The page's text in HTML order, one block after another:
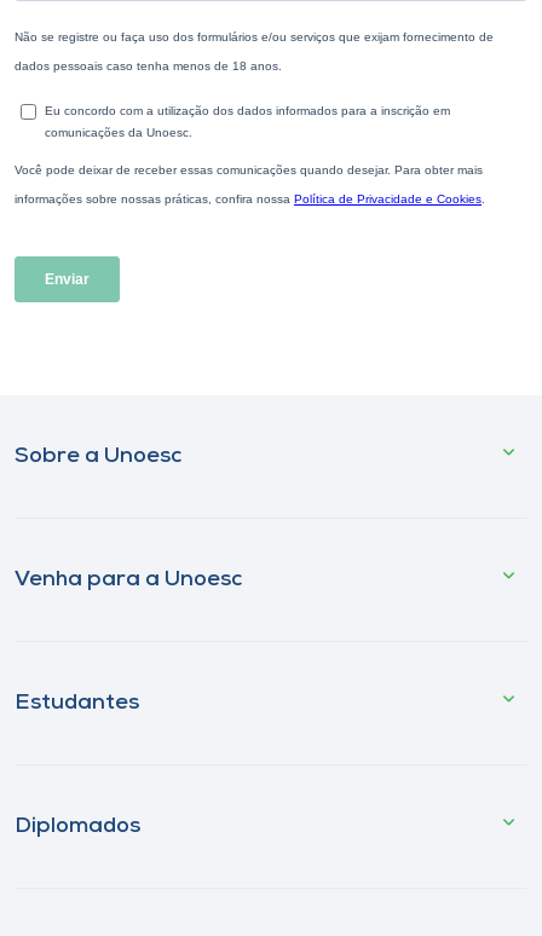
Sobre a Unoesc
Venha para a Unoesc
Estudantes
Diplomados